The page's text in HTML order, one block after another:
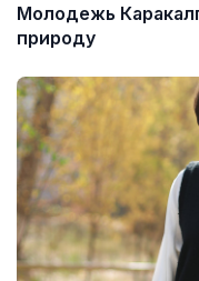
Молодежь
природу